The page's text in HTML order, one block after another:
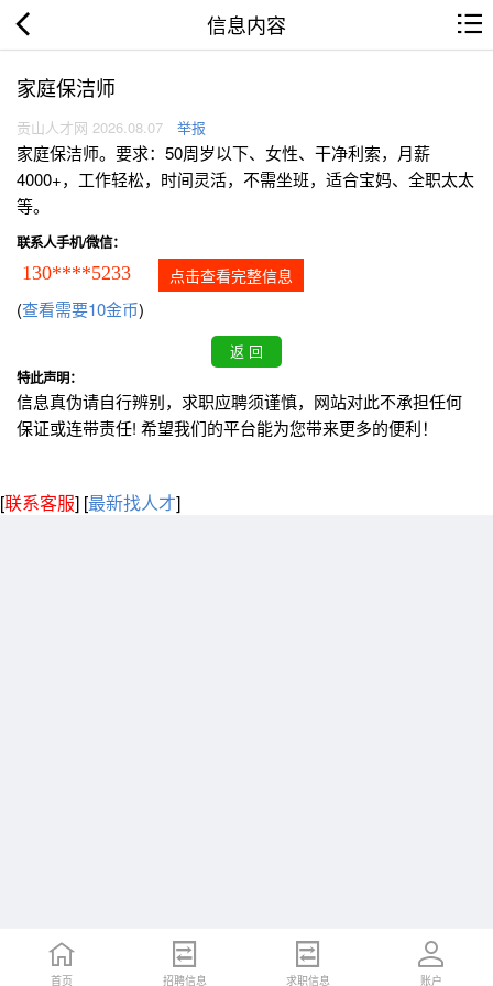
信息内容
家庭保洁师
贡山人才网 2026.08.07 举报
家庭保洁师。要求：50周岁以下、女性、干净利索，月薪
4000+，工作轻松，时间灵活，不需坐班，适合宝妈、全职太太
等。
联系人手机/微信：
130****5233 点击查看完整信息
(查看需要10金币)
特此声明：
信息真伪请自行辨别，求职应聘须谨慎，网站对此不承担任何
保证或连带责任! 希望我们的平台能为您带来更多的便利！
[联系客服] [最新找人才]
首页 招聘信息 求职信息 账户